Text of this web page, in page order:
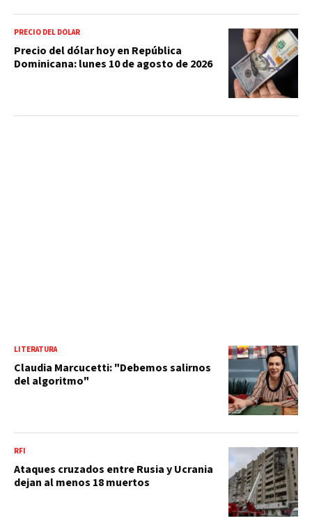
PRECIO DEL DÓLAR
Precio del dólar hoy en República
Dominicana: lunes 10 de agosto de 2026
LITERATURA
Claudia Marcucetti: "Debemos salirnos
del algoritmo"
RFI
Ataques cruzados entre Rusia y Ucrania
dejan al menos 18 muertos